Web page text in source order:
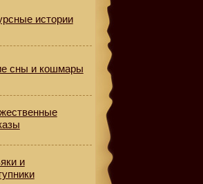
истории
сны и кошмары
и